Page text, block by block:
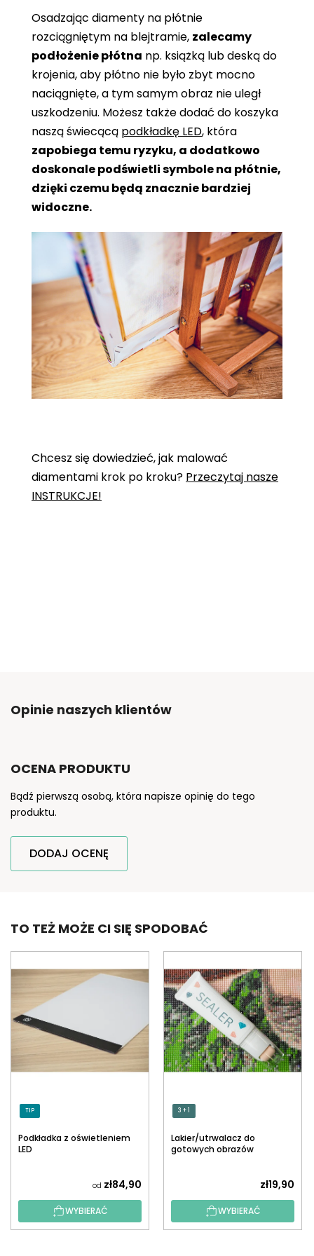
Osadzając diamenty na płótnie
rozciągniętym na blejtramie, zalecamy
podłożenie płótna np. książką lub deską do
krojenia, aby płótno nie było zbyt mocno
naciągnięte, a tym samym obraz nie uległ
uszkodzeniu. Możesz także dodać do koszyka
naszą świecącą podkładkę LED, która
zapobiega temu ryzyku, a dodatkowo
doskonale podświetli symbole na płótnie,
dzięki czemu będą znacznie bardziej
widoczne.
Chcesz się dowiedzieć, jak malować
diamentami krok po kroku? Przeczytaj nasze
INSTRUKCJE!
Opinie naszych klientów
OCENA PRODUKTU
Bądź pierwszą osobą, która napisze opinię do tego
produktu.
DODAJ OCENĘ
TO TEŻ MOŻE CI SIĘ SPODOBAĆ
TIP
Podkładka z oświetleniem
LED
od zł84,90
WYBIERAĆ
3 + 1
Lakier/utrwalacz do
gotowych obrazów
zł19,90
WYBIERAĆ